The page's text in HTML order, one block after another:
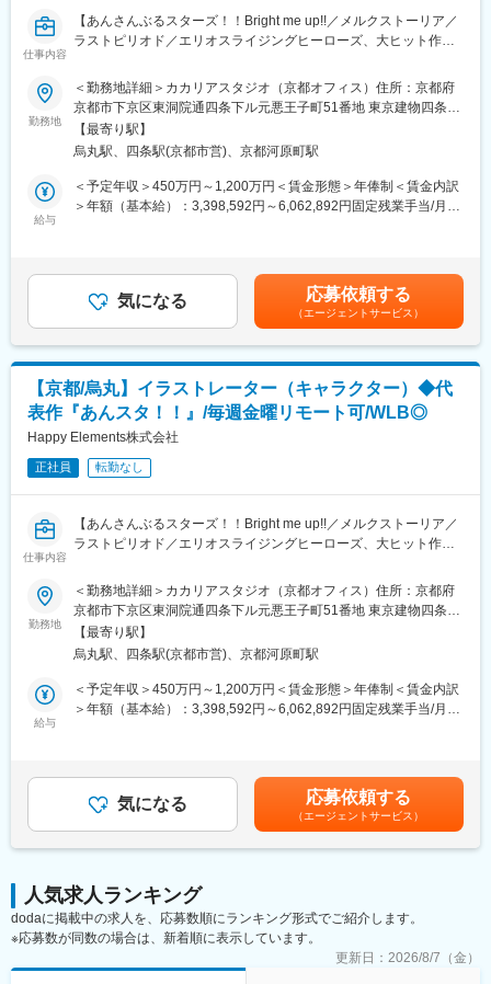
良にも利用できます。また、復職サポートにより育休取得率は
100%、子育てをしながら時短で働くママ、パパの育休取得ケース
も実績があります。働きやすい環境を日々追求している結果、離
■独自のスキルアップ支援制度：
特定の資格に合格した場合、その受験料は全額会社が負担しま
す。勉強会や資料・技術書の購入なども積極的に行っています。
行う独自プロジェクトを立ち上げることができる『サブプロジェ
クト制度』があります。許可を得て、業務時間の一部をサブプロ
■歓迎条件：
・品質管理（監修）の経験
・スタッフマネジメントの経験
・テイストのバリエーションが豊富な方
・3Dモデリングの経験（テクスチャ―を自分で描ける）
変更の範囲：会社の定める業務
仕事内容
【あんさんぶるスターズ！！Bright me up!!／メルクストーリア／
ラストピリオド／エリオスライジングヒーローズ、大ヒット作ソ
■主な業務：
・スマートフォン向けゲームの企画・ディレクション・レベルデ
ザイン・運営業務
■組織風土：
在籍社員は男性が4割・女性が6割を占め、職種構成では、エンジ
です。リーダー職（部門や部門内のセクションの統括を行う役
割）の平均年齢は37.5歳、最年少では25歳のリーダー職登用の事
毎週金曜日は、各人が集中して作業を行うことにフォーカスする
『クリエイターズフライデー』とし、働く場所はオフィスでもリ
モートでもOKとしています。打合せや会議なども、金曜日には極
力いれないようにしています。体調不良時における月1回を上限と
したリモートワーク許可制度があり、無理をせずゆっくり休んで
いただくことを大前提として、自宅での業務実施には支障がない
が通勤等が心身の負担になるといった場合や、女性特有の体調不
良にも利用できます。また、復職サポートにより育休取得率は
100%、子育てをしながら時短で働くママ、パパの育休取得ケース
も実績があります。働きやすい環境を日々追求している結果、離
■独自のスキルアップ支援制度：
特定の資格に合格した場合、その受験料は全額会社が負担しま
す。勉強会や資料・技術書の購入なども積極的に行っています。
行う独自プロジェクトを立ち上げることができる『サブプロジェ
クト制度』があります。許可を得て、業務時間の一部をサブプロ
変更の範囲：会社の定める業務
勤務地
＜勤務地詳細＞カカリアスタジオ（京都オフィス）住所：京都府
京都市下京区東洞院通四条下ル元悪王子町51番地 東京建物四条烏
丸ビル EAST4階勤務地最寄駅：阪急京都線／烏丸駅受動喫煙対
策：屋内全面禁煙変更の範囲：会社の定める事業所
【最寄り駅】
烏丸駅、四条駅(京都市営)、京都河原町駅
給与
＜予定年収＞450万円～1,200万円＜賃金形態＞年俸制＜賃金内訳
＞年額（基本給）：3,398,592円～6,062,892円固定残業手当/月：
給与補足＞※経験・能力等を考慮の上、当社規定により決定しま
す。■昇級：あり■インセンティブ：会社業績に応じて年1回支給
します。賃金はあくまでも目安の金額であり、選考を通じて上下
する可能性があります。月給(月額)は固定手当を含めた表記です。
気になる 応募依頼する
（エージェントサービス）
【京都/烏丸】イラストレーター（キャラクター）◆代
表作『あんスタ！！』/毎週金曜リモート可/WLB◎
Happy Elements株式会社
正社員 転勤なし
仕事内容
【あんさんぶるスターズ！！Bright me up!!／メルクストーリア／
ラストピリオド／エリオスライジングヒーローズ、大ヒット作ソ
■主な業務：
・キャラクターの2Dイラスト全般の制作
・アートディレクション業務
■組織風土：
在籍社員は男性が4割・女性が6割を占め、職種構成では、エンジ
です。リーダー職（部門や部門内のセクションの統括を行う役
割）の平均年齢は37.5歳、最年少では25歳のリーダー職登用の事
『クリエイターズフライデー』とし、働く場所はオフィスでもリ
モートでもOKとしています。打合せや会議なども、金曜日には極
力いれないようにしています。体調不良時における月1回を上限と
したリモートワーク許可制度があり、無理をせずゆっくり休んで
勤務地
＜勤務地詳細＞カカリアスタジオ（京都オフィス）住所：京都府
京都市下京区東洞院通四条下ル元悪王子町51番地 東京建物四条烏
丸ビル EAST4階勤務地最寄駅：阪急京都線／烏丸駅受動喫煙対
策：屋内全面禁煙変更の範囲：会社の定める事業所
【最寄り駅】
烏丸駅、四条駅(京都市営)、京都河原町駅
給与
＜予定年収＞450万円～1,200万円＜賃金形態＞年俸制＜賃金内訳
＞年額（基本給）：3,398,592円～6,062,892円固定残業手当/月：
給与補足＞※経験・能力等を考慮の上、当社規定により決定しま
す。■昇級：あり■インセンティブ：会社業績に応じて年1回支給
します。賃金はあくまでも目安の金額であり、選考を通じて上下
する可能性があります。月給(月額)は固定手当を含めた表記です。
気になる 応募依頼する
（エージェントサービス）
人気求人ランキング
dodaに掲載中の求人を、応募数順にランキング形式でご紹介します。
※応募数が同数の場合は、新着順に表示しています。
更新日： 2026/8/7（金）